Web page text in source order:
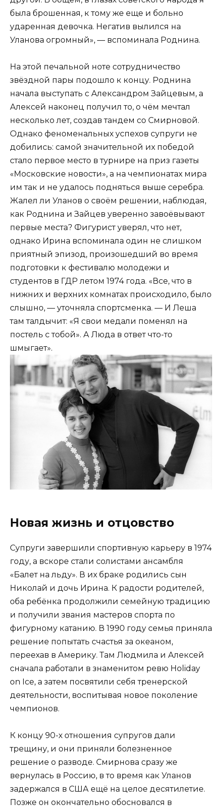
была брошенная, к тому же еще и больно
ударенная девочка. Негатив вылился на
Уланова огромный», — вспоминала Роднина.
На этой печальной ноте сотрудничество
звёздной пары подошло к концу. Роднина
начала выступать с Александром Зайцевым, а
Алексей наконец получил то, о чём мечтал
несколько лет, создав тандем со Смирновой.
Однако феноменальных успехов супруги не
добились: самой значительной их победой
стало первое место в турнире на приз газеты
«Московские новости», а на чемпионатах мира
им так и не удалось подняться выше серебра.
Жалел ли Уланов о своём решении, наблюдая,
как Роднина и Зайцев уверенно завоёвывают
первые места? Фигурист уверял, что нет,
однако Ирина вспоминала один не слишком
приятный эпизод, произошедший во время
подготовки к фестивалю молодежи и
студентов в ГДР летом 1974 года. «Все, что в
нижних и верхних комнатах происходило, было
слышно, — уточняла спортсменка. — И Леша
там талдычит: «Я свои медали поменял на
постель с тобой». А Люда в ответ что-то
шмыгает».
Новая жизнь и отцовство
Супруги завершили спортивную карьеру в 1974
году, а вскоре стали солистами ансамбля
«Балет на льду». В их браке родились сын
Николай и дочь Ирина. К радости родителей,
оба ребёнка продолжили семейную традицию
и получили звания мастеров спорта по
фигурному катанию. В 1990 году семья приняла
решение попытать счастья за океаном,
переехав в Америку. Там Людмила и Алексей
сначала работали в знаменитом ревю Holiday
on Ice, а затем посвятили себя тренерской
деятельности, воспитывая новое поколение
чемпионов.
К концу 90-х отношения супругов дали
трещину, и они приняли болезненное
решение о разводе. Смирнова сразу же
вернулась в Россию, в то время как Уланов
задержался в США ещё на целое десятилетие.
Позже он окончательно обосновался в